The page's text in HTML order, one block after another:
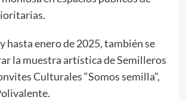
hasta enero de 2025, también se
la muestra artística de Semilleros
Culturales “Somos semilla”,